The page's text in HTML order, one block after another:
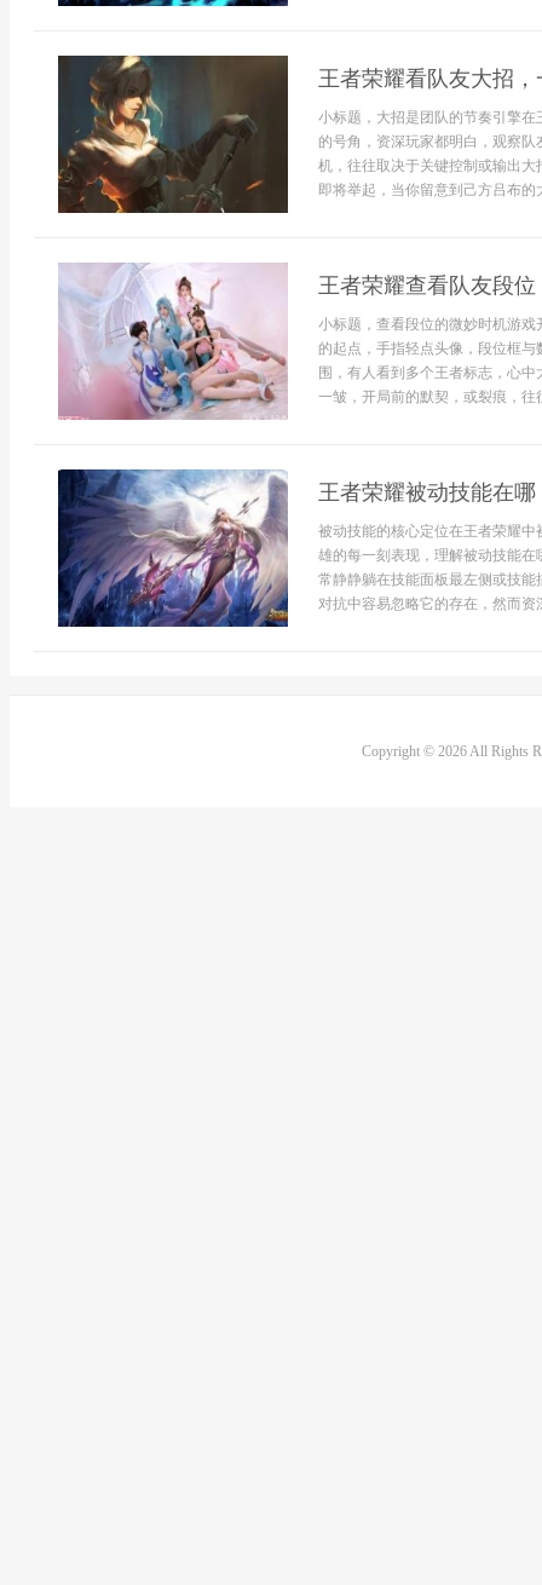
王者荣耀看队友大招
小标题，大招是团队的节奏引擎
的号角，资深玩家都明白，观察
机，往往取决于关键控制或输出
即将举起，当你留意到己方吕布
王者荣耀查看队友段
小标题，查看段位的微妙时机游
的起点，手指轻点头像，段位框
围，有人看到多个王者标志，心
一皱，开局前的默契，或裂痕，
王者荣耀被动技能在
被动技能的核心定位在王者荣耀
雄的每一刻表现，理解被动技能
常静静躺在技能面板最左侧或技
对抗中容易忽略它的存在，然而
Copyright © 2026 All Rights